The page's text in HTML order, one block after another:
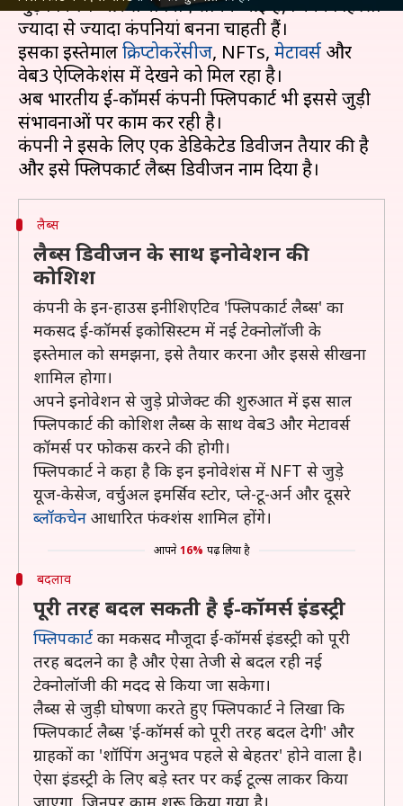
जुड़े विकल्प और संभावनाएं सामने आई हैं, जिनका हिस्सा
ज्यादा से ज्यादा कंपनियां बनना चाहती हैं।
इसका इस्तेमालक्रिप्टोकरेंसीज, NFTs, मेटावर्स और
वेब3 ऐप्लिकेशंस में देखने को मिल रहा है।
अब भारतीय ई-कॉमर्स कंपनी फ्लिपकार्ट भी इससे जुड़ी
संभावनाओं पर काम कर रही है।
कंपनी ने इसके लिए एक डेडिकेटेड डिवीजन तैयार की है
लैब्स
लैब्स डिवीजन के साथ इनोवेशन की
कोशिश
कंपनी के इन-हाउस इनीशिएटिव 'फ्लिपकार्ट लैब्स' का
मकसद ई-कॉमर्स इकोसिस्टम में नई टेक्नोलॉजी के
इस्तेमाल को समझना, इसे तैयार करना और इससे सीखना
शामिल होगा।
अपने इनोवेशन से जुड़े प्रोजेक्ट की शुरुआत में इस साल
फ्लिपकार्ट की कोशिश लैब्स के साथ वेब3 और मेटावर्स
कॉमर्स पर फोकस करने की होगी।
फ्लिपकार्ट ने कहा है कि इन इनोवेशंस में NFT से जुड़े
यूज-केसेज, वर्चुअल इमर्सिव स्टोर, प्ले-टू-अर्न और दूसरे
ब्लॉकचेन आधारित फंक्शंस शामिल होंगे।
आपने 16% पढ़ लिया है
बदलाव
पूरी तरह बदल सकती है ई-कॉमर्स इंडस्ट्री
फ्लिपकार्ट का मकसद मौजूदा ई-कॉमर्स इंडस्ट्री को पूरी
तरह बदलने का है और ऐसा तेजी से बदल रही नई
टेक्नोलॉजी की मदद से किया जा सकेगा।
लैब्स से जुड़ी घोषणा करते हुए फ्लिपकार्ट ने लिखा कि
फ्लिपकार्ट लैब्स 'ई-कॉमर्स को पूरी तरह बदल देगी' और
ग्राहकों का 'शॉपिंग अनुभव पहले से बेहतर' होने वाला है।
ऐसा इंडस्ट्री के लिए बड़े स्तर पर कई टूल्स लाकर किया
जाएगा, जिनपर काम शुरू किया गया है।